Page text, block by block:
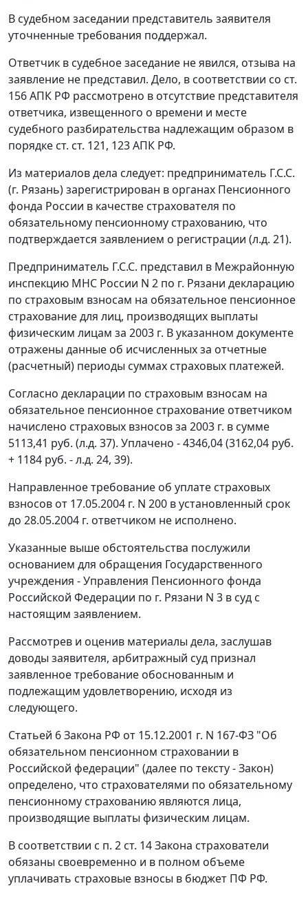
В судебном заседании представитель заявителя
уточненные требования поддержал.
Ответчик в судебное заседание не явился, отзыва на
заявление не представил. Дело, в соответствии со ст.
156АПК РФ рассмотрено в отсутствие представителя
ответчика, извещенного о времени и месте
судебного разбирательства надлежащим образом в
порядке ст. ст. 121, 123АПК РФ.
Из материалов дела следует: предприниматель Г.С.С.
(г. Рязань) зарегистрирован в органах Пенсионного
фонда России в качестве страхователя по
обязательному пенсионному страхованию, что
подтверждается заявлением о регистрации (л.д. 21).
Предприниматель Г.С.С. представил в Межрайонную
инспекцию МНС России N 2 по г. Рязани декларацию
по страховым взносам на обязательное пенсионное
страхование для лиц, производящих выплаты
физическим лицам за 2003 г. В указанном документе
отражены данные об исчисленных за отчетные
(расчетный) периоды суммах страховых платежей.
Согласно декларации по страховым взносам на
обязательное пенсионное страхование ответчиком
начислено страховых взносов за 2003 г. в сумме
5113,41 руб. (л.д. 37). Уплачено - 4346,04 (3162,04 руб.
+ 1184 руб. - л.д. 24, 39).
Направленное требование об уплате страховых
взносов от 17.05.2004 г. N 200 в установленный срок
до 28.05.2004 г. ответчиком не исполнено.
Указанные выше обстоятельства послужили
основанием для обращения Государственного
учреждения - Управления Пенсионного фонда
Российской Федерации по г. Рязани N 3 в суд с
настоящим заявлением.
Рассмотрев и оценив материалы дела, заслушав
доводы заявителя, арбитражный суд признал
заявленное требование обоснованным и
подлежащим удовлетворению, исходя из
следующего.
Статьей 6Закона РФ от 15.12.2001 г. N 167-ФЗ "Об
обязательном пенсионном страховании в
Российской федерации" (далее по тексту - Закон)
определено, что страхователями по обязательному
пенсионному страхованию являются лица,
производящие выплаты физическим лицам.
В соответствии с п. 2 ст. 14Закона страхователи
обязаны своевременно и в полном объеме
уплачивать страховые взносы в бюджет ПФ РФ.